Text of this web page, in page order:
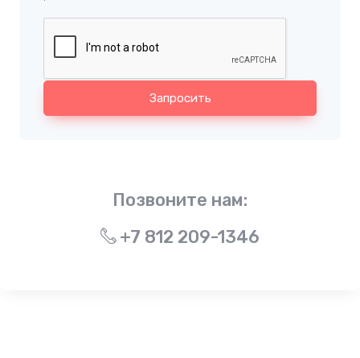
Запросить
Позвоните нам:
+7 812 209-1346